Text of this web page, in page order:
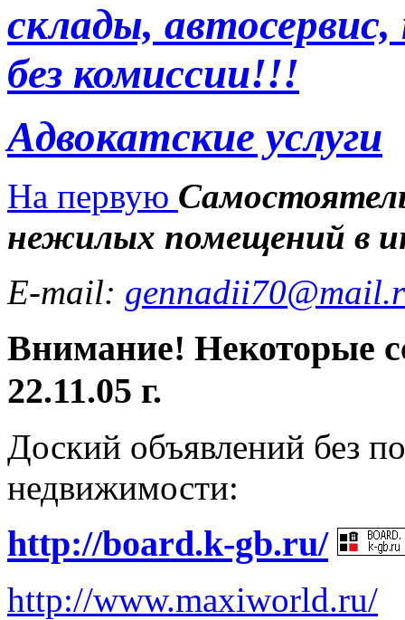
склады,
без комиссии!!!
Адвокатские услуги
На первую
нежилых помещений в
E-mail:
Внимание! Некоторые
22.11.05 г.
Доский объявлений без
недвижимости:
http://board.k-gb.ru/
http://www.maxiworld.ru/